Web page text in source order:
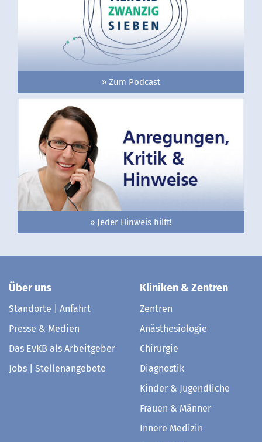
» Zum Podcast
» Jeder Hinweis hilft!
Über uns
Standorte | Anfahrt
Presse & Medien
Das EvKB als Arbeitgeber
Jobs | Stellenangebote
Kliniken & Zentren
Zentren
Anästhesiologie
Chirurgie
Diagnostik
Kinder & Jugendliche
Frauen & Männer
Innere Medizin